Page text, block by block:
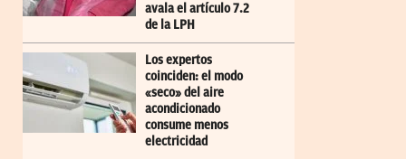
avala el artículo 7.2
de la LPH
Los expertos
coinciden: el modo
«seco» del aire
acondicionado
consume menos
electricidad